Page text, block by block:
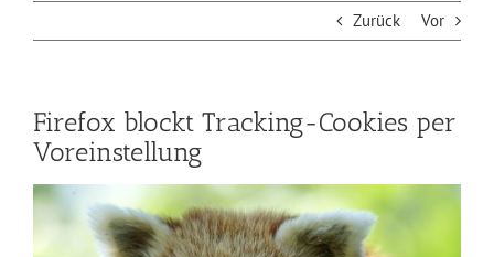
Zurück Vor
Firefox blockt Tracking-Cookies per
Voreinstellung